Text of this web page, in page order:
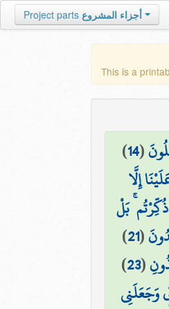
Project parts أجزاء المشروع
This is a
(
14
)
إِلَّا
بَلْ
(
21
)
(
23
)
وَجَعَلَنِي